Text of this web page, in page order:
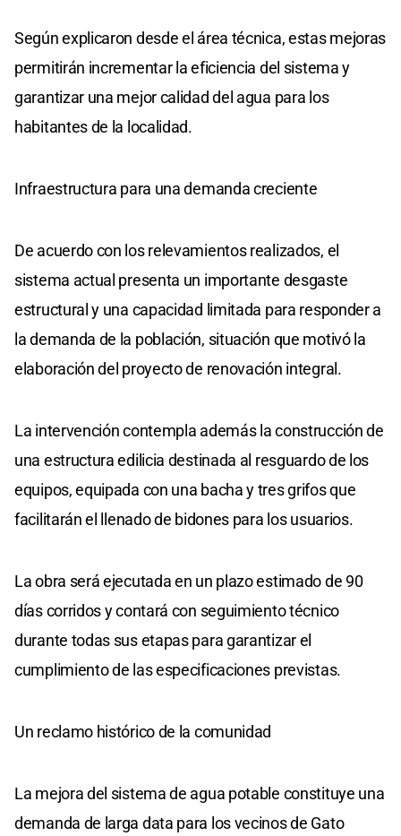
Según explicaron desde el área técnica, estas mejoras
permitirán incrementar la eficiencia del sistema y
garantizar una mejor calidad del agua para los
habitantes de la localidad.
Infraestructura para una demanda creciente
De acuerdo con los relevamientos realizados, el
sistema actual presenta un importante desgaste
estructural y una capacidad limitada para responder a
la demanda de la población, situación que motivó la
elaboración del proyecto de renovación integral.
La intervención contempla además la construcción de
una estructura edilicia destinada al resguardo de los
equipos, equipada con una bacha y tres grifos que
facilitarán el llenado de bidones para los usuarios.
La obra será ejecutada en un plazo estimado de 90
días corridos y contará con seguimiento técnico
durante todas sus etapas para garantizar el
cumplimiento de las especificaciones previstas.
Un reclamo histórico de la comunidad
La mejora del sistema de agua potable constituye una
demanda de larga data para los vecinos de Gato